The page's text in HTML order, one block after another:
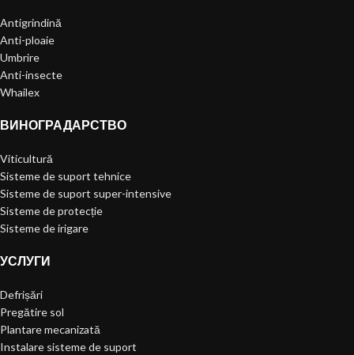
Antigrindină
Anti-ploaie
Umbrire
Anti-insecte
Whailex
ВИНОГРАДАРСТВО
Viticultură
Sisteme de suport tehnice
Sisteme de suport super-intensive
Sisteme de protecție
Sisteme de irigare
УСЛУГИ
Defrișări
Pregătire sol
Plantare mecanizată
Instalare sisteme de suport